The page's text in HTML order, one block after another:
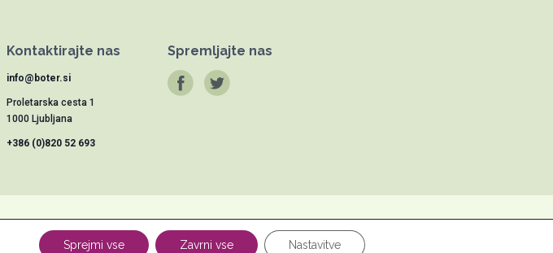
Kontaktirajte nas
info@boter.si
Proletarska cesta 1
1000 Ljubljana
+386 (0)820 52 693
Spremljajte nas
Za podjetja Varstvo osebnih podatkov
obvestilo
Sprejmi vse Zavrni vse Nastavitve